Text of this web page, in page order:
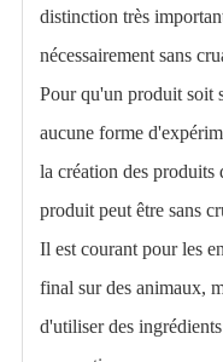
distinction très
nécessairement sans
Pour qu'un produit soit
aucune forme
la création des produits
produit peut être sans
Il est courant pour les
final sur des animaux,
d'utiliser des